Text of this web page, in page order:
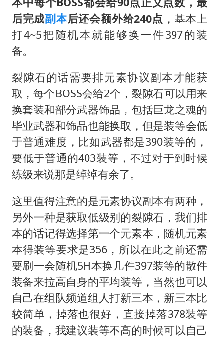
后完成副本后还会额外给240点 ，基本上
打4~5把随机本就能够换一件397的装
备。
裂隙石的话需要排元素协议副本才能获
取，每个BOSS会给2个，裂隙石可以用来
换套装和部分武器饰品，包括巨龙之魂的
毕业武器和饰品也能换取，但是装等会低
于普通难度，比如武器都是390装等的，
要低于普通的403装等，不过对于到时候
练级来说那是绰绰有余了。
这里值得注意的是元素协议副本有两种，
另外一种是获取低级别的裂隙石，我们排
本的话记得选择第一个元素本，随机元素
本得装等要求是356，所以在此之前还需
要刷一会随机5H本换几件397装等的散件
装备来拉高自身的平均装等，当然也可以
自己在组队频道组人打新三本，新三本比
较简单，掉落也很好，直接掉落378装等
的装备，我建议装等不高的时候可以自己